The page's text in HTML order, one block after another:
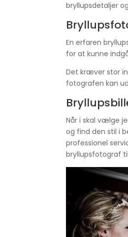
bryllupsdetaljer
En erfaren
for at kunne
Det kræver stor
fotografen kan
Når i skal vælge
og find den stil i
professionel
bryllupsfotograf